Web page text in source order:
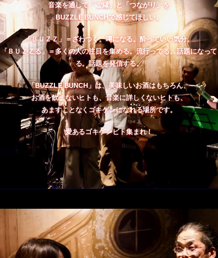
音楽を通して「ご縁」と「つながり」を
BUZZLE BUNCHで感じてほしい。
「ＢＵＺＺ」＝ざわつく。噂になる。酔っていい気分。
「ＢＵＺＺる」＝多くの人の注目を集める。流行ってる。話題になって
る。話題を発信する。
「BUZZLE BUNCH」は、美味しいお酒はもちろん、
お酒を飲まないヒトも、音楽に詳しくないヒトも、
あますことなくゴキゲンになれる場所です。
愛あるゴキゲンビト集まれ！